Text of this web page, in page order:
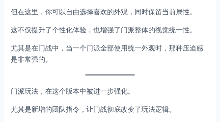
但在这里，你可以自由选择喜欢的外观，同时保留当前属性。
这不仅提升了个性化体验，也增强了门派整体的视觉统一性。
尤其是在门战中，当一个门派全部使用统一外观时，那种压迫感
是非常强的。
门派玩法，在这个版本中被进一步强化。
尤其是新增的团队指令，让门战彻底改变了玩法逻辑。